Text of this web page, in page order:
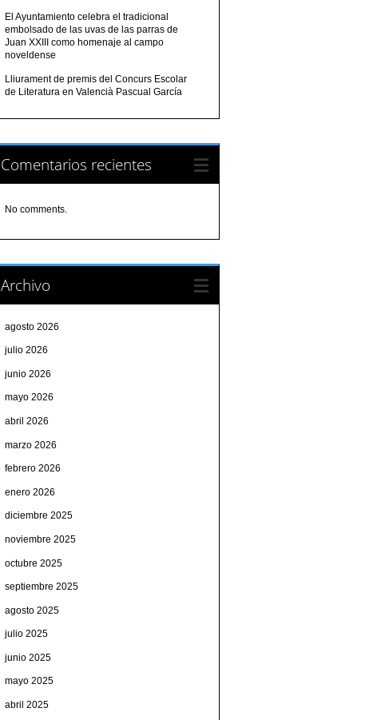
El Ayuntamiento celebra el tradicional
embolsado de las uvas de las parras de
Juan XXIII como homenaje al campo
noveldense
Lliurament de premis del Concurs Escolar
de Literatura en Valencià Pascual García
Comentarios recientes
No comments.
Archivo
agosto 2026
julio 2026
junio 2026
mayo 2026
abril 2026
marzo 2026
febrero 2026
enero 2026
diciembre 2025
noviembre 2025
octubre 2025
septiembre 2025
agosto 2025
julio 2025
junio 2025
mayo 2025
abril 2025